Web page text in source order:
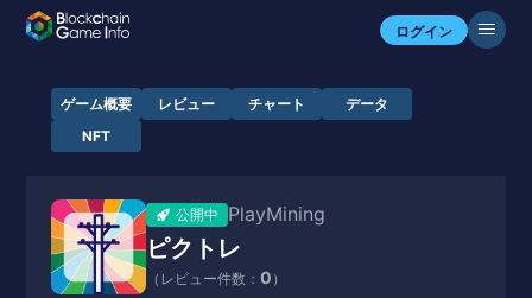
ログイン
ゲーム概要 レビュー チャート
データ
NFT
公開中 PlayMining
ピクトレ
（レビュー件数： 0 ）